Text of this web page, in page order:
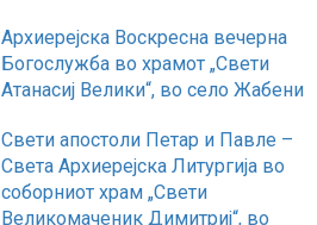
Архиерејска Воскресна вечерна
Богослужба во храмот „Свети
Атанасиј Велики“, во село Жабени
Свети апостоли Петар и Павле –
Света Архиерејска Литургија во
соборниот храм „Свети
Великомаченик Димитриј“, во